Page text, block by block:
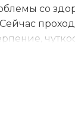
со
к вам
жизнь